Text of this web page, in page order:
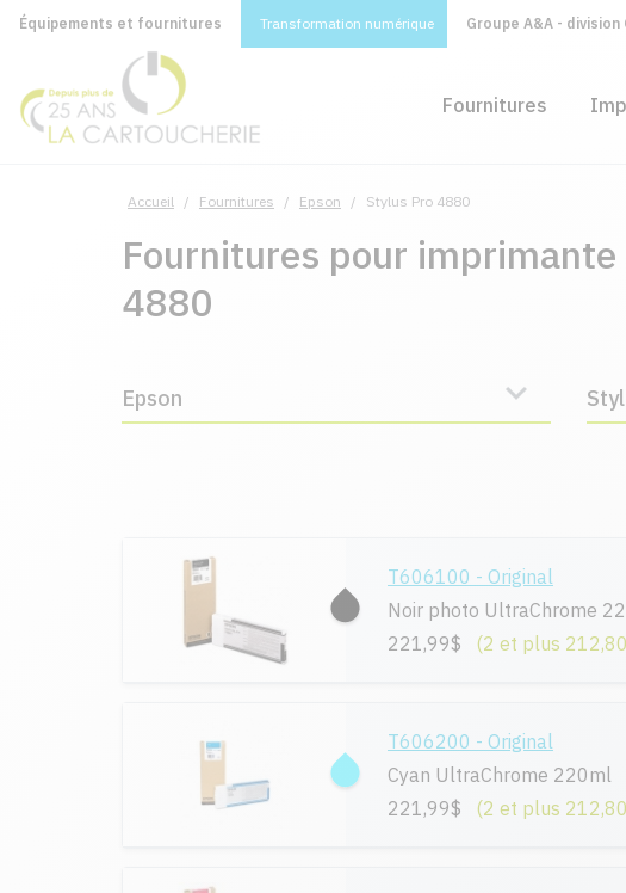
Équipements et fournitures Transformation numérique Groupe A&A -
Fournitures
Accueil / Fournitures / Epson / Stylus Pro 4880
Fournitures pour imprimante
4880
Epson
T606100 - Original
Noir photo UltraChrome
221,99$
(2 et plus
T606200 - Original
Cyan UltraChrome 220ml
221,99$
(2 et plus